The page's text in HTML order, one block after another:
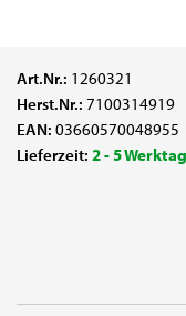
Art.Nr.: 1260321
Herst.Nr.: 7100314919
EAN: 03660570048955
Lieferzeit: 2 - 5